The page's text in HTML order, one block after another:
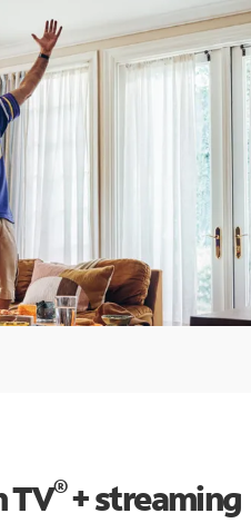
TV®+ streaming